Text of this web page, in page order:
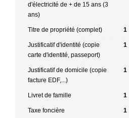
d'électricité de + de 15 ans (3
ans)
Titre de propriété (complet) 1
Justificatif d'identité (copie
carte d'identité, passeport)
1
Justificatif de domicile (copie
facture EDF,...)
1
Livret de famille 1
Taxe foncière 1